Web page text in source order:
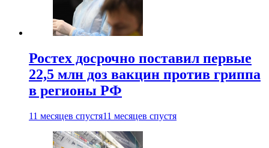
Ростех досрочно поставил первые
22,5 млн доз вакцин против гриппа
в регионы РФ
11 месяцев спустя11 месяцев спустя